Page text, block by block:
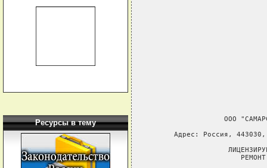
Ресурсы в тему
ООО
Адрес: Россия,